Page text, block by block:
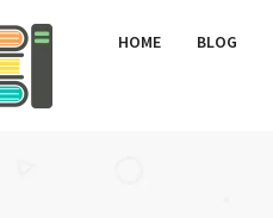
HOME BLOG